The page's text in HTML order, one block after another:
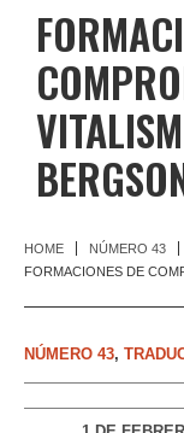
HOME
NÚMERO 43
FORMACIONES DE
NÚMERO 43,